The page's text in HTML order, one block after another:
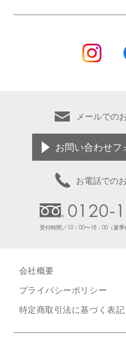
メールでの
お問い合わせフ
お電話での
0120-
受付時間／10：00〜18：00（夏季
会社概要
プライバシーポリシー
特定商取引法に基づく表記